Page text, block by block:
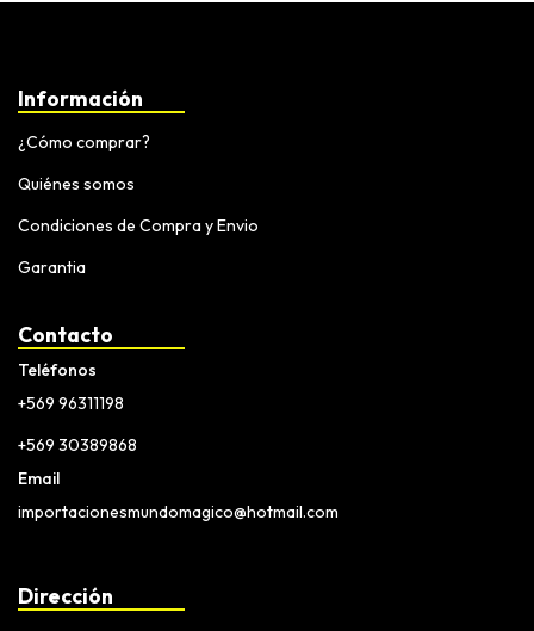
Información
¿Cómo comprar?
Quiénes somos
Condiciones de Compra y Envio
Garantia
Contacto
Teléfonos
+569 96311198
+569 30389868
Email
importacionesmundomagico@hotmail.com
Dirección